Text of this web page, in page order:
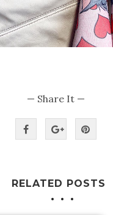
— Share It —
RELATED POSTS